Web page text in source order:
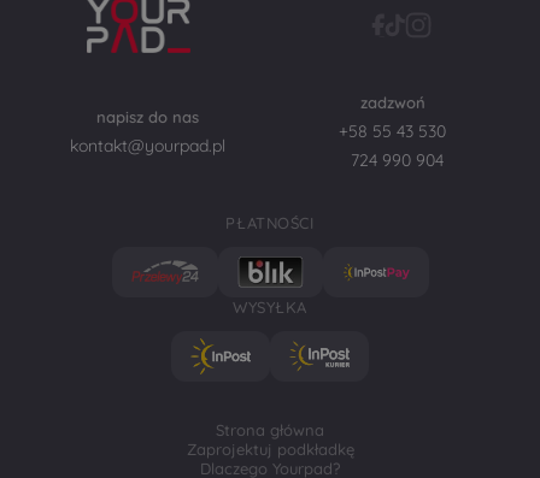
PŁATNOŚCI
WYSYŁKA
napisz do nas
kontakt@yourpad.pl
zadzwoń
+58 55 43 530
724 990 904
Strona główna
Zaprojektuj podkładkę
Dlaczego Yourpad?